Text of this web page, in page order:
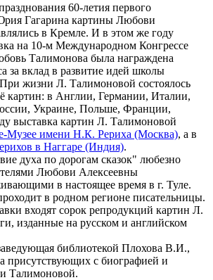
60-летия первого
Гагарина картины Любови
в Кремле. И в этом же году
на 10-м Международном Конгрессе
Талимонова была награждена
за вклад в развитие идей школы
жизни Л. Талимоновой состоялось
картин: в Англии, Германии, Италии,
Украине, Польше, Франции,
выставка картин Л. Талимоновой
Музее имени Н.К. Рериха (Москва), а в
в Наггаре (Индия).
духа по дорогам сказок" любезно
Любови Алексеевны
в настоящее время в г. Туле.
в родном регионе писательницы.
входят сорок репродукций картин Л.
изданные на русском и английском
библиотекой Плохова В.И.,
присутствующих с биографией и
Талимоновой.